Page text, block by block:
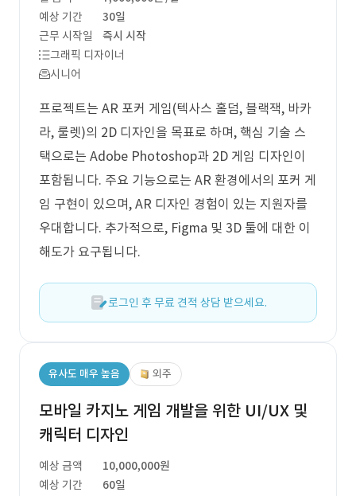
예상 기간
30일
근무 시작일
즉시 시작
그래픽 디자이너
시니어
프로젝트는 AR 포커 게임(텍사스 홀덤, 블랙잭, 바카
라, 룰렛)의 2D 디자인을 목표로 하며, 핵심 기술 스
택으로는 Adobe Photoshop과 2D 게임 디자인이
포함됩니다. 주요 기능으로는 AR 환경에서의 포커 게
임 구현이 있으며, AR 디자인 경험이 있는 지원자를
우대합니다. 추가적으로, Figma 및 3D 툴에 대한 이
해도가 요구됩니다.
로그인 후 무료 견적 상담 받으세요.
유사도 매우 높음 외주
모바일 카지노 게임 개발을 위한 UI/UX 및
캐릭터 디자인
예상 금액
10,000,000원
예상 기간
60일